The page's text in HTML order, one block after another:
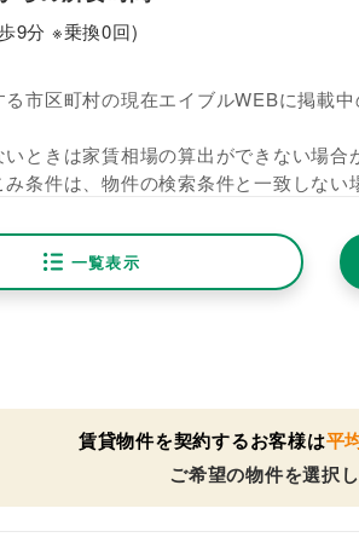
9分 ※乗換0回)
市区町村の現在エイブルWEBに掲載
ときは家賃相場の算出ができない場合
条件は、物件の検索条件と一致しない
一覧表示
賃貸物件を契約するお客様は平
ご希望の物件を選択